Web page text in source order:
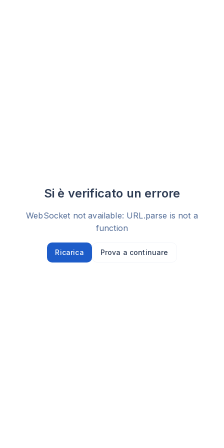
Si è verificato un errore
WebSocket not available: URL.parse is not a
function
Ricarica Prova a continuare